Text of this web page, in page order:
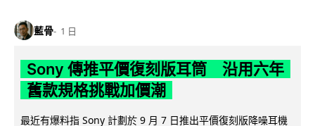
藍骨 1 日
Sony 傳推平價復刻版耳筒 沿用六年
舊款規格挑戰加價潮
最近有爆料指 Sony 計劃於 9 月 7 日推出平價復刻版降噪耳機